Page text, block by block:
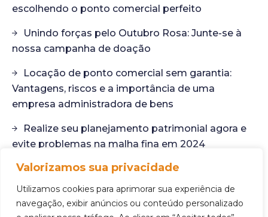
Valorizamos sua privacidade
Utilizamos cookies para aprimorar sua experiência de
navegação, exibir anúncios ou conteúdo personalizado
escolhendo o ponto comercial perfeito
Unindo forças pelo Outubro Rosa: Junte-se à
nossa campanha de doação
Locação de ponto comercial sem garantia:
Vantagens, riscos e a importância de uma
empresa administradora de bens
Realize seu planejamento patrimonial agora e
evite problemas na malha fina em 2024
Desvendando o potencial dos imóveis não
anunciados: Sua próxima oportunidade de ponto
comercial